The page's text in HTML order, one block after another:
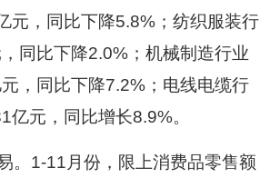
元，同比下降5.8%；纺织服装行
同比下降2.0%；机械制造行业
，同比下降7.2%；电线电缆行
亿元，同比增长8.9%。
1-11月份，限上消费品零售额